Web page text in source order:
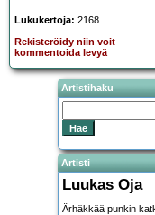
Lukukertoja: 2168
Rekisteröidy niin voit
kommentoida levyä
Artistihaku
Artisti
Luukas Oja
Ärhäkkää punkin